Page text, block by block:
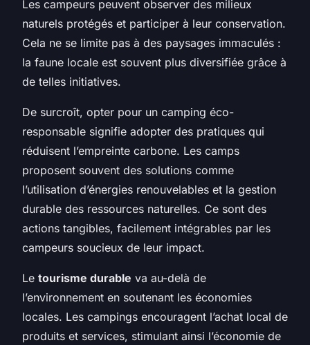
Les campeurs peuvent observer des milieux
naturels protégés et participer à leur conservation.
Cela ne se limite pas à des paysages immaculés :
la faune locale est souvent plus diversifiée grâce à
de telles initiatives.
De surcroît, opter pour un camping éco-
responsable signifie adopter des pratiques qui
réduisent l’empreinte carbone. Les camps
proposent souvent des solutions comme
l’utilisation d’énergies renouvelables et la gestion
durable des ressources naturelles. Ce sont des
actions tangibles, facilement intégrables par les
campeurs soucieux de leur impact.
Le tourisme durable va au-delà de
l’environnement en soutenant les économies
locales. Les campings encouragent l’achat local de
produits et services, stimulant ainsi l’économie de